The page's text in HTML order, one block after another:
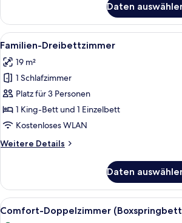
Einzelzimmer
Daten
Alle
Fotos
für
Familien-
Dreibettzimmer
anzeigen
Ein
6
Familien-Dreibettzimmer
19 m²
1 Schlafzimmer
Platz für 3 Personen
1 King-Bett und 1 Einzelbett
Kostenloses WLAN
Weitere Details
Weitere
Dreibettzimmer
Daten
Alle
Fotos
Ein
14
Comfort-Doppelzimmer